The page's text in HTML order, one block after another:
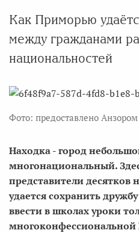
Как Приморью
между гражданами
национальностей
Фото: предоставлено
Находка - город
многонациональный.
представители десятков
удается сохранить
ввести в школах уроки
многоконфессиональной